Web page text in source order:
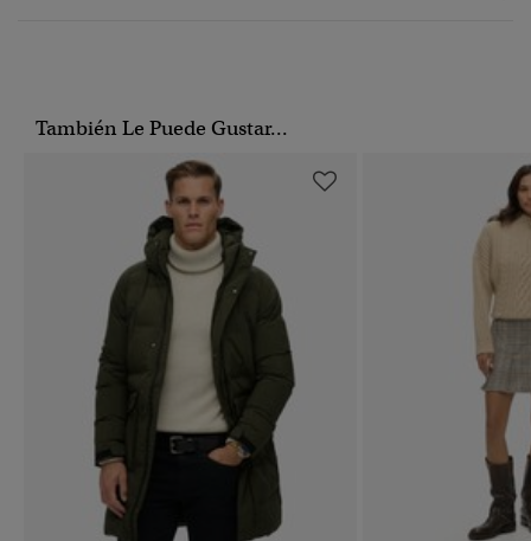
También Le Puede Gustar...